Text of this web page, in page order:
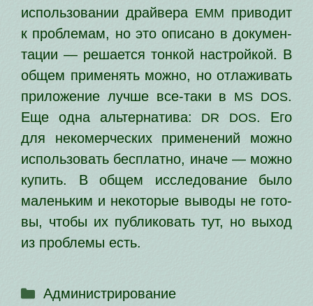
исполь­зо­ва­нии драй­ве­ра EMM при­во­дит
к про­бле­мам, но это опи­са­но в доку­мен­
та­ции — реша­ет­ся тон­кой настрой­кой. В
общем при­ме­нять мож­но, но отла­жи­вать
при­ло­же­ние луч­ше все-таки в MS DOS.
Еще одна аль­тер­на­ти­ва: DR DOS. Его
для неко­мер­че­ских при­ме­не­ний мож­но
исполь­зо­вать бес­плат­но, ина­че — мож­но
купить. В общем иссле­до­ва­ние было
малень­ким и неко­то­рые выво­ды не гото­
вы, что­бы их пуб­ли­ко­вать тут, но выход
из про­бле­мы есть.
Рубрики
Администрирование